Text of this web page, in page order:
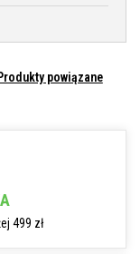
powiązane
499 zł